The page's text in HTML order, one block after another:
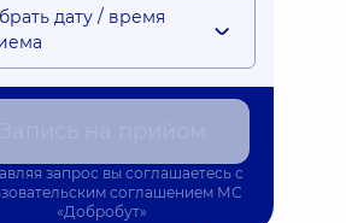
/ 5
время приема: 14.08.2026 9:00
дату / время
запрос вы соглашаетесь с
соглашением МС
«Добробут»